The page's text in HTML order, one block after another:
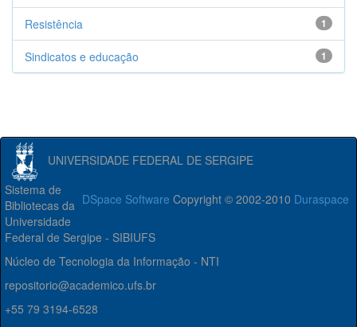
1
Resistência
1
Sindicatos e educação
UNIVERSIDADE FEDERAL DE SERGIPE
DSpace Software Copyright © 2002-2010 Duraspace
Sistema de
Bibliotecas da
Universidade
Federal de Sergipe - SIBIUFS
Núcleo de Tecnologia da Informação - NTI
repositorio@academico.ufs.br
+55 79 3194-6528